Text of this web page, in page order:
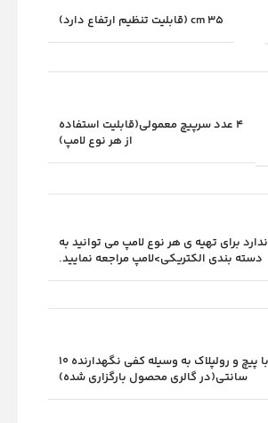
35 cm (قابلیت تنظیم ارتفاع دارد)
4 عدد سرپیچ معمولی(قابلیت استفاده
از هر نوع لامپ)
ندارد برای تهیه ی هر نوع لامپ می توانید به
دسته بندی الکتریکی>لامپ مراجعه نمایید.
با پیچ و رولپلاک به وسیله کفی نگهدارنده 10
سانتی(در گالری محصول بارگزاری شده)